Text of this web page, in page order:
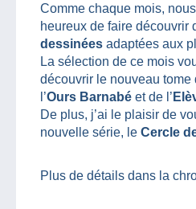
Comme chaque mois,
heureux de faire découvrir
dessinées adaptées aux
La sélection de ce mois
découvrir le nouveau tome
l’Ours Barnabé et de l’
De plus, j’ai le plaisir de
nouvelle série, le Cercle
Plus de détails dans la